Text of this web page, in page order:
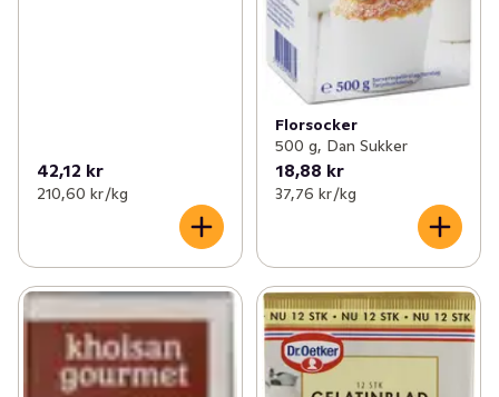
42,12 kr
210,60 kr /kg
Florsocker
500 g, Dan Sukker
18,88 kr
37,76 kr /kg